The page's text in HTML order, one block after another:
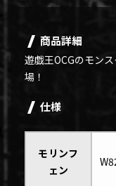
商品詳細
遊戯王OCGのモン
場！
仕様
モリンフ
ェン